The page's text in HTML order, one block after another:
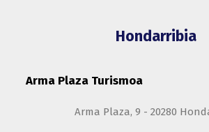
Hondarribia
Arma Plaza Turismoa
Arma Plaza, 9 - 20280